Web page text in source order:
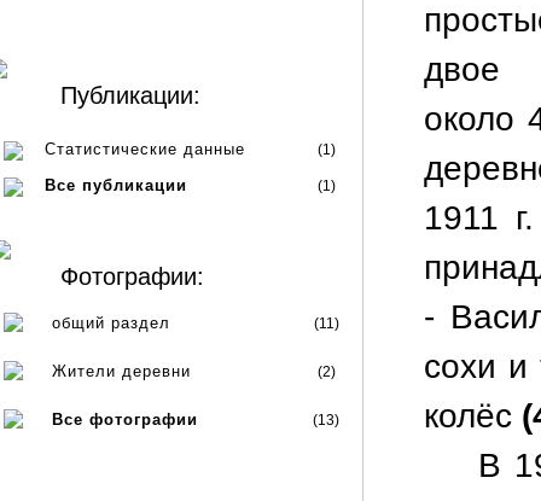
Публикации:
Статистические данные (1)
Все публикации (1)
Фотографии:
общий раздел (11)
Жители деревни (2)
Все фотографии (13)
двое
около
1911
-
сохи и
колёс
В